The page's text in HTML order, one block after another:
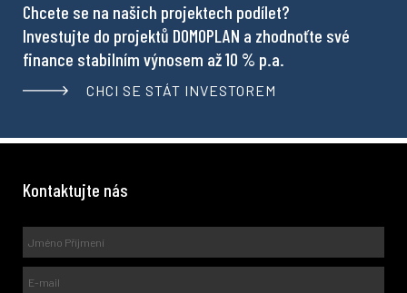
Chcete se na našich projektech podílet?
Investujte do projektů DOMOPLAN a zhodnoťte své
finance stabilním výnosem až 10 % p.a.
CHCI SE STÁT INVESTOREM
Kontaktujte nás